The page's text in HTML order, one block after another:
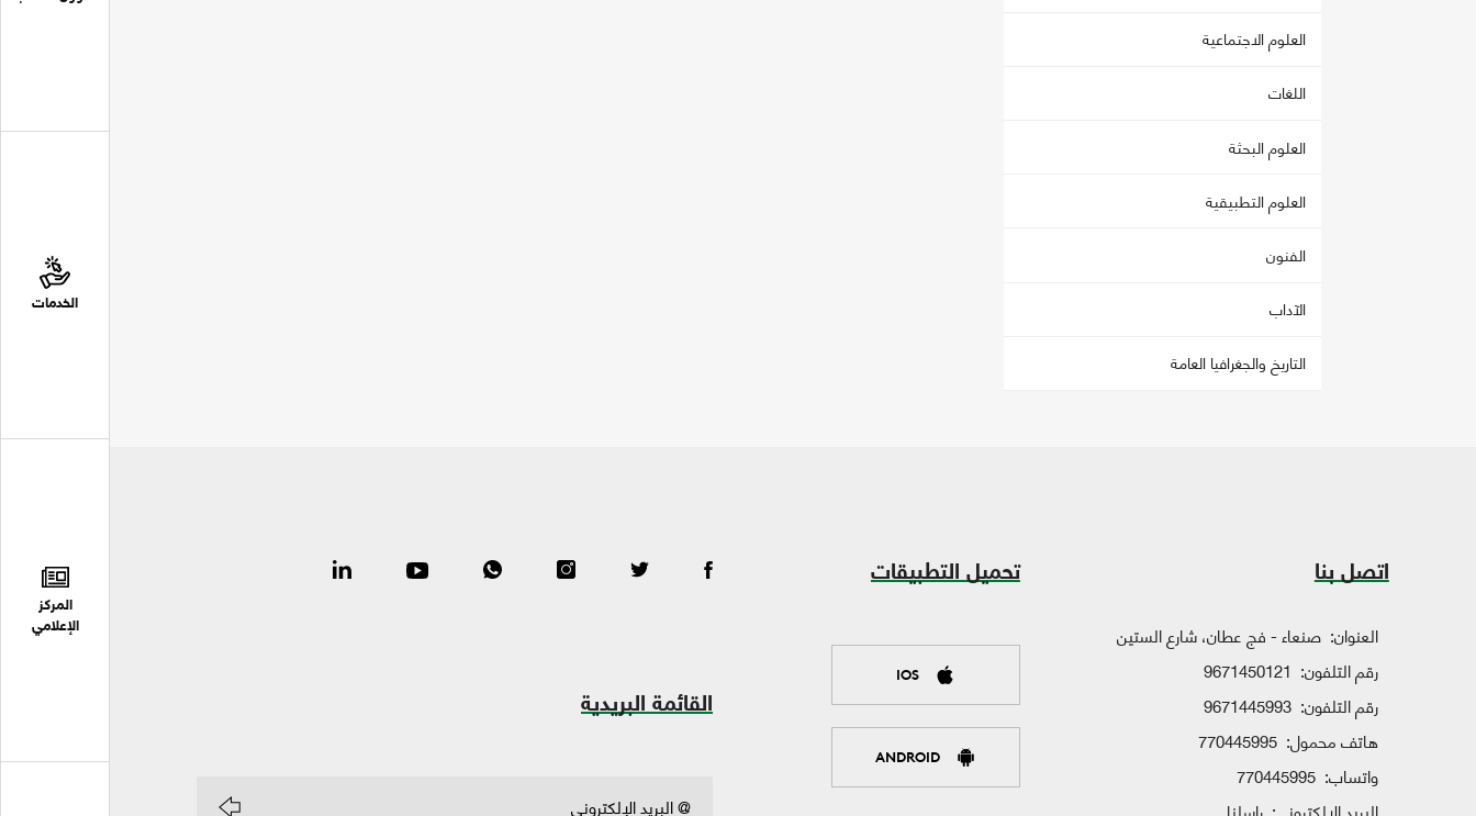
الخدمات
المركز
الإعلامي
العلوم الاجتماعية
اللغات
العلوم البحثة
العلوم التطبيقية
الفنون
الآداب
التاريخ والجغرافيا العامة
اتصل بنا
العنوان: صنعاء - فج عطان، شارع الستين
رقم التلفون: 9671450121
رقم التلفون: 9671445993
هاتف محمول: 770445995
واتساب: 770445995
تحميل التطبيقات
IOS
ANDROID
القائمة البريدية